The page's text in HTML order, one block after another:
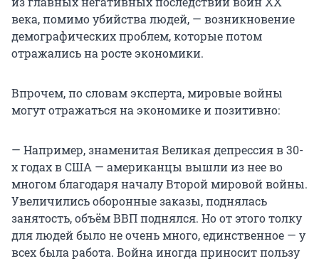
века, помимо убийства людей, — возникновение
демографических проблем, которые потом
отражались на росте экономики.
Впрочем, по словам эксперта, мировые войны
могут отражаться на экономике и позитивно:
— Например, знаменитая Великая депрессия в 30-
х годах в США — американцы вышли из нее во
многом благодаря началу Второй мировой войны.
Увеличились оборонные заказы, поднялась
занятость, объём ВВП поднялся. Но от этого толку
для людей было не очень много, единственное — у
всех была работа. Война иногда приносит пользу